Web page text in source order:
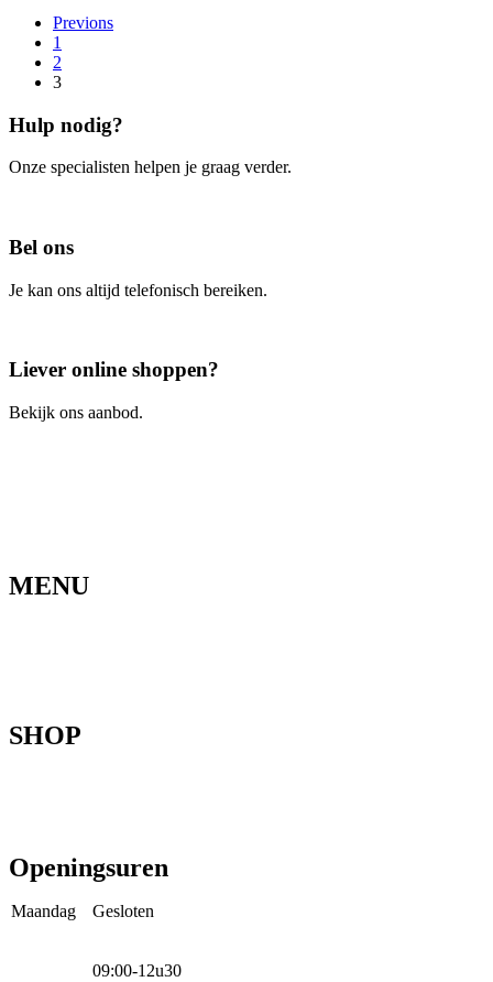
Previons
1
2
3
Hulp nodig?
Onze specialisten helpen je graag verder.
Bel ons
Je kan ons altijd telefonisch bereiken.
Liever online shoppen?
Bekijk ons aanbod.
MENU
SHOP
Openingsuren
Maandag Gesloten
09:00-12u30